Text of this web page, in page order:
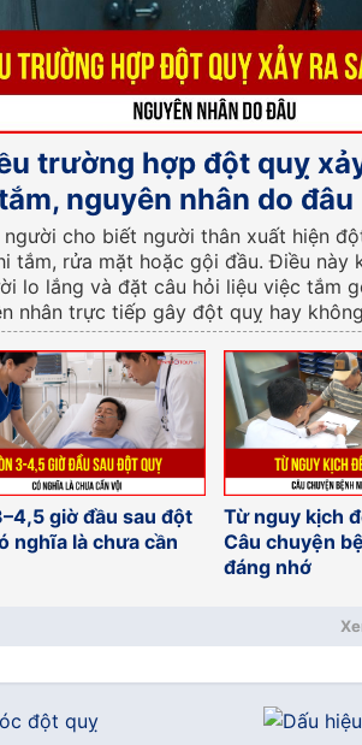
trường hợp đột quỵ
nguyên nhân do đâu
người cho biết người thân xuất hiện
tắm, rửa mặt hoặc gội đầu. Điều này
lo lắng và đặt câu hỏi liệu việc tắm
nhân trực tiếp gây đột quỵ hay
giờ đầu sau đột
nghĩa là chưa cần
Từ nguy kịch
Câu chuyện
đáng nhớ